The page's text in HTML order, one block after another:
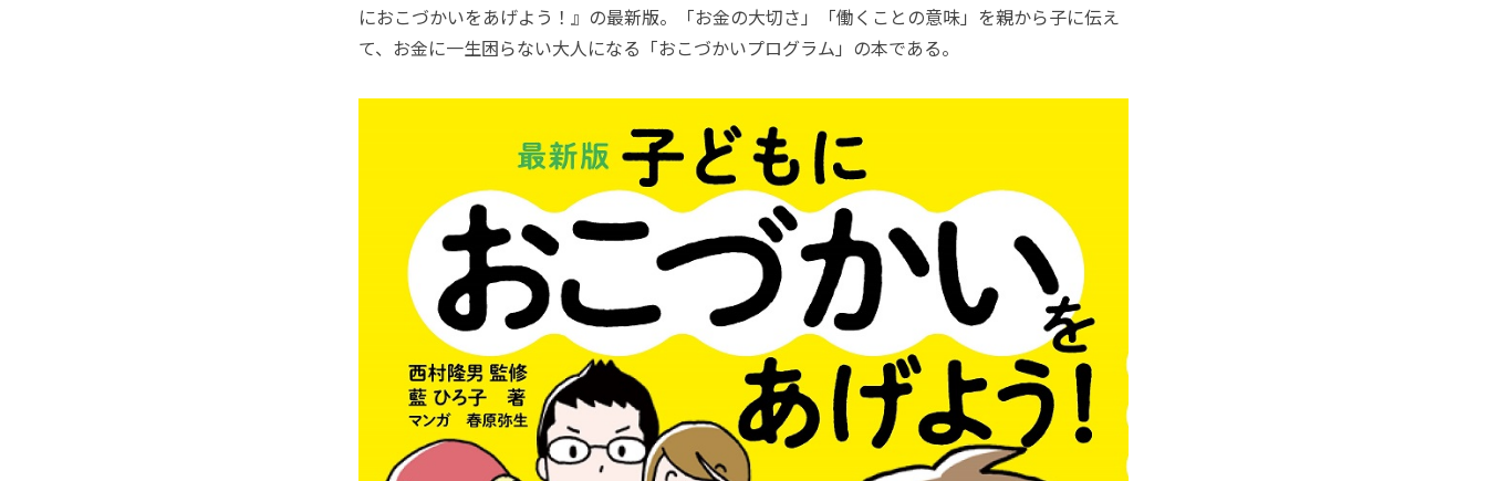
におこづかいをあげよう！』の最新版。「お金の大切さ」「働くことの意味」を親から子に伝え
て、お金に一生困らない大人になる「おこづかいプログラム」の本である。